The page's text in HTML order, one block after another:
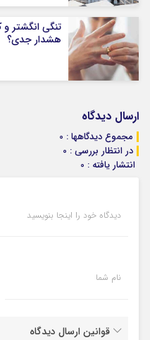
تنگی انگشتر
هشدار جدی؟
ارسال دیدگاه
مجموع دیدگاهها : 0
در انتظار بررسی : 0
انتشار یافته : 0
دیدگاه خود را اینجا بنویسید
نام شما
قوانین ارسال دیدگاه